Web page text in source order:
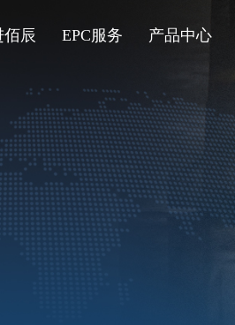
佰辰 EPC服务 产品中心